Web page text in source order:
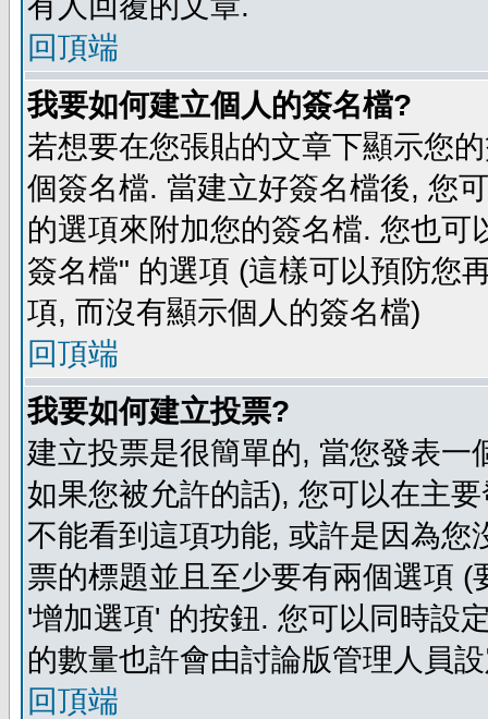
回頂端
我要如何建立個人的簽名檔?
若想要在您張貼的文章下顯示您
個簽名檔. 當建立好簽名檔後, 您
的選項來附加您的簽名檔. 您也
簽名檔" 的選項 (這樣可以預防您
項, 而沒有顯示個人的簽名檔)
回頂端
我要如何建立投票?
建立投票是很簡單的, 當您發表
如果您被允許的話), 您可以在主
不能看到這項功能, 或許是因為
票的標題並且至少要有兩個選項
'增加選項' 的按鈕. 您可以同時設
的數量也許會由討論版管理人員
回頂端